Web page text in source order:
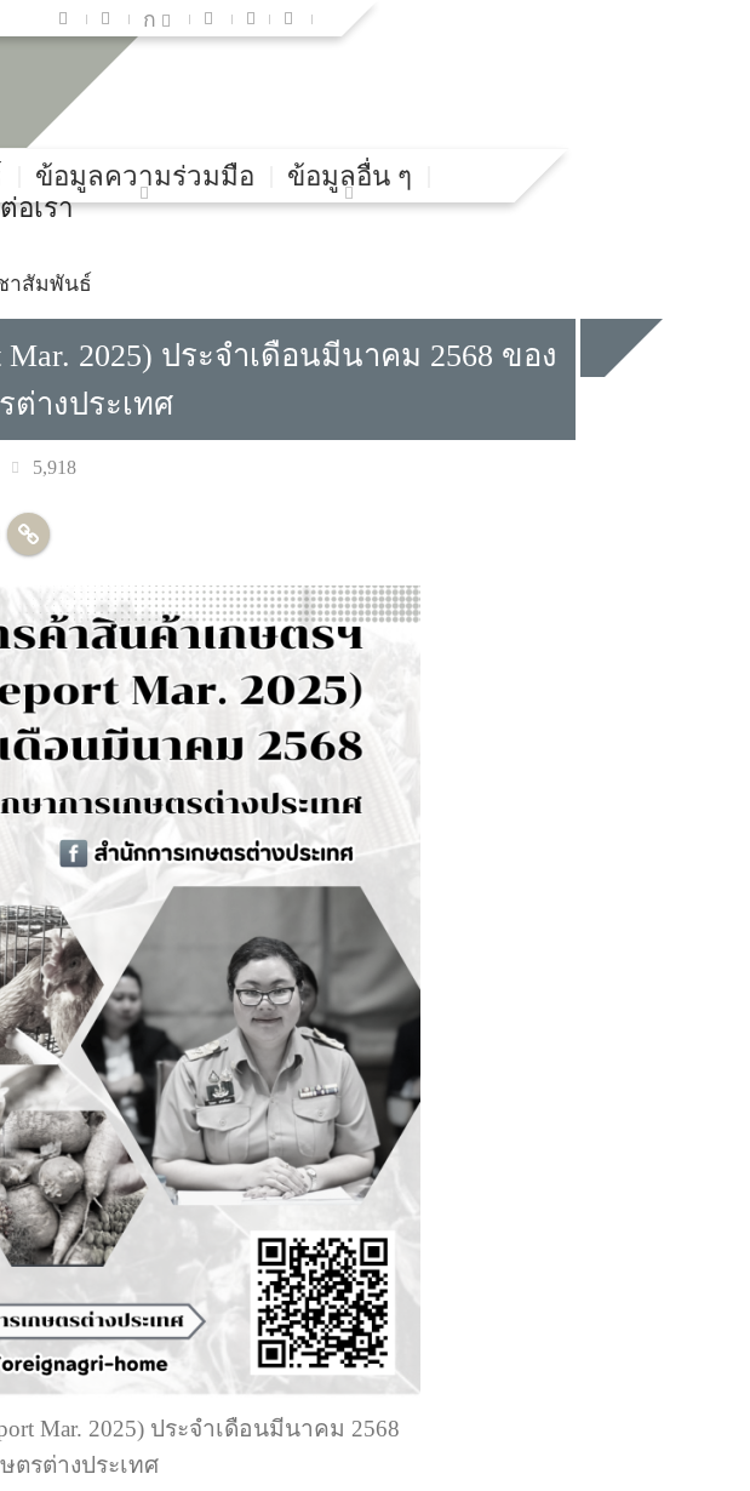
ก
ข้อมูลความร่วมมือ
ข้อมูลอื่น ๆ
อเรา
าสัมพันธ์
2025) ประจำเดือนมีนาคม 2568 ของ
างประเทศ
5,918
Mar. 2025) ประจำเดือนมีนาคม 2568
ตรต่างประเทศ